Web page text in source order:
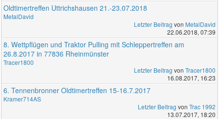
Oldtimertreffen Uttrichshausen 21.-23.07.2018
MetalDavid
Letzter Beitrag von MetalDavid
22.06.2018, 07:39
8. Wettpflügen und Traktor Pulling mit Schleppertreffen am
26.8.2017 in 77836 Rheinmünster
Tracer1800
Letzter Beitrag von Tracer1800
16.08.2017, 16:23
6. Tennenbronner Oldtimertreffen 15-16.7.2017
Kramer714AS
Letzter Beitrag von Trac 1992
13.07.2017, 18:20